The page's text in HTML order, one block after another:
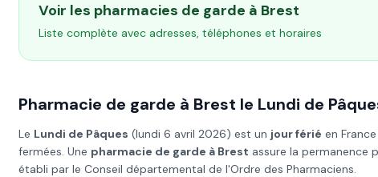
Voir les pharmacies de garde à Brest
Liste complète avec adresses, téléphones et horaires
Pharmacie de garde à Brest le Lundi de
Le Lundi de Pâques (lundi 6 avril 2026) est un jour férié en
fermées. Une pharmacie de garde à Brest assure la permanence
établi par le Conseil départemental de l'Ordre des Pharmaciens.